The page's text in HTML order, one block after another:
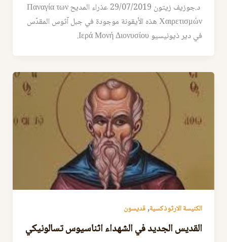
د.جوزيف زيتون 29/07/2019 عذراء المديح Παναγία των
Χαιρετισμών هذه الأيقونة موجودة في جبل آثوس المقدّس
في دير ذيونيسيو Ιερά Μονή Διονυσίου.
الكنيسة الارثوذكسية,قديسون
القديس الجديد في الشهداء اثناسيوس تسالونيكي